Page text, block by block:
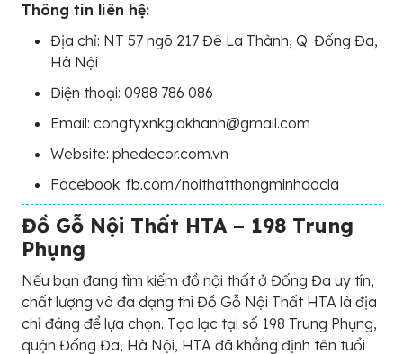
Thông tin liên hệ:
Địa chỉ: NT 57 ngõ 217 Đê La Thành, Q. Đống Đa,
Hà Nội
Điện thoại: 0988 786 086
Email: congtyxnkgiakhanh@gmail.com
Website: phedecor.com.vn
Facebook: fb.com/noithatthongminhdocla
Đồ Gỗ Nội Thất HTA – 198 Trung
Phụng
Nếu bạn đang tìm kiếm đồ nội thất ở Đống Đa uy tín,
chất lượng và đa dạng thì Đồ Gỗ Nội Thất HTA là địa
chỉ đáng để lựa chọn. Tọa lạc tại số 198 Trung Phụng,
quận Đống Đa, Hà Nội, HTA đã khẳng định tên tuổi